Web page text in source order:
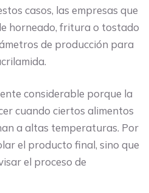
casos, las empresas que
horneado, fritura o tostado
de producción para
considerable porque la
cuando ciertos alimentos
a altas temperaturas. Por
el producto final, sino que
el proceso de